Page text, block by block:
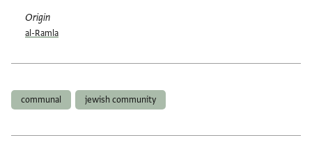
Origin
al-Ramla
communal jewish community